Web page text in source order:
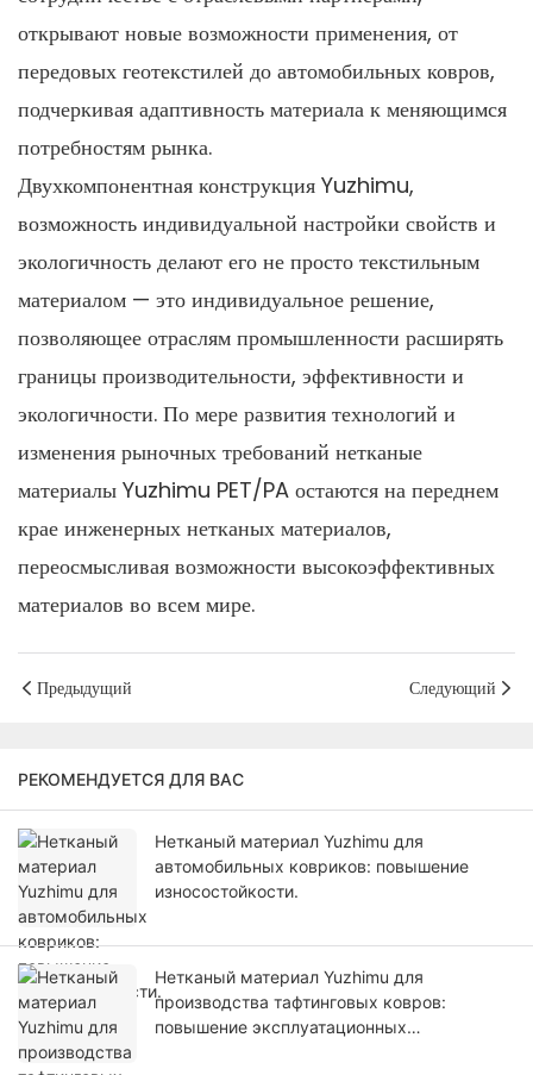
открывают новые возможности применения, от
передовых геотекстилей до автомобильных ковров,
подчеркивая адаптивность материала к меняющимся
потребностям рынка.
Двухкомпонентная конструкция Yuzhimu,
возможность индивидуальной настройки свойств и
экологичность делают его не просто текстильным
материалом — это индивидуальное решение,
позволяющее отраслям промышленности расширять
границы производительности, эффективности и
экологичности. По мере развития технологий и
изменения рыночных требований нетканые
материалы Yuzhimu PET/PA остаются на переднем
крае инженерных нетканых материалов,
переосмысливая возможности высокоэффективных
материалов во всем мире.
Предыдущий Следующий
РЕКОМЕНДУЕТСЯ ДЛЯ ВАС
Нетканый материал Yuzhimu для
автомобильных ковриков: повышение
износостойкости.
Нетканый материал Yuzhimu для
производства тафтинговых ковров:
повышение эксплуатационных